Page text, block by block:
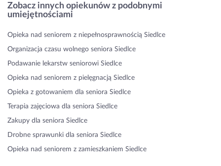
Zobacz innych opiekunów z podobnymi
umiejętnościami
Opieka nad seniorem z niepełnosprawnością Siedlce
Organizacja czasu wolnego seniora Siedlce
Podawanie lekarstw seniorowi Siedlce
Opieka nad seniorem z pielęgnacją Siedlce
Opieka z gotowaniem dla seniora Siedlce
Terapia zajęciowa dla seniora Siedlce
Zakupy dla seniora Siedlce
Drobne sprawunki dla seniora Siedlce
Opieka nad seniorem z zamieszkaniem Siedlce